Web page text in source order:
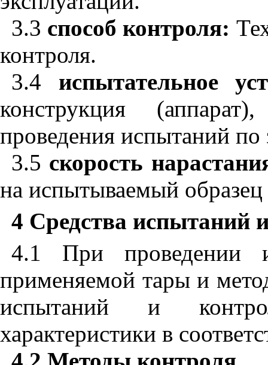
3.3 способ контроля:
контроля.
3.4 испытательное
конструкция
проведения испытаний по
3.5 скорость
на испытываемый
4 Средства испытаний
4.1 При проведении
применяемой тары и
испытаний и
характеристики в